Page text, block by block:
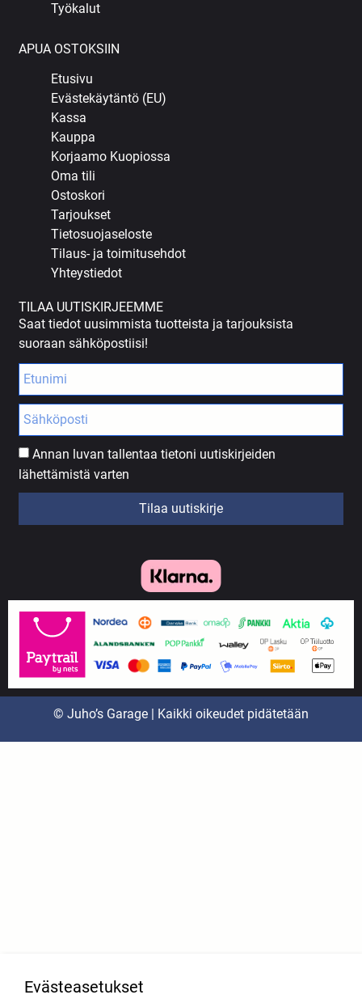
Työkalut
APUA OSTOKSIIN
Etusivu
Evästekäytäntö (EU)
Kassa
Kauppa
Korjaamo Kuopiossa
Oma tili
Ostoskori
Tarjoukset
Tietosuojaseloste
Tilaus- ja toimitusehdot
Yhteystiedot
TILAA UUTISKIRJEEMME
Saat tiedot uusimmista tuotteista ja tarjouksista
suoraan sähköpostiisi!
Annan luvan tallentaa tietoni uutiskirjeiden
lähettämistä varten
Tilaa uutiskirje
© Juho’s Garage | Kaikki oikeudet pidätetään
Evästeasetukset